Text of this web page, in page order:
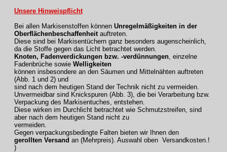
Unsere Hinweispflicht
Bei allen Markisenstoffen können Unregelmäßigkeiten in der
Oberflächenbeschaffenheit auftreten.
Diese sind bei Markisentüchern ganz besonders augenscheinlich,
da die Stoffe gegen das Licht betrachtet werden.
Knoten, Fadenverdickungen bzw. -verdünnungen , einzelne
Fadenbrüche sowie Welligkeiten
können insbesondere an den Säumen und Mittelnähten auftreten
(Abb. 1 und 2) und
sind nach dem heutigen Stand der Technik nicht zu vermeiden.
Unvermeidbar sind Knickspuren (Abb. 3), die bei Verarbeitung bzw.
Verpackung des Markisentuches, entstehen.
Diese wirken im Durchlicht betrachtet wie Schmutzstreifen, sind
aber nach dem heutigen Stand nicht zu
vermeiden.
Gegen verpackungsbedingte Falten bieten wir Ihnen den
gerollten Versand an (Mehrpreis). Auswahl oben Versandkosten.!
)